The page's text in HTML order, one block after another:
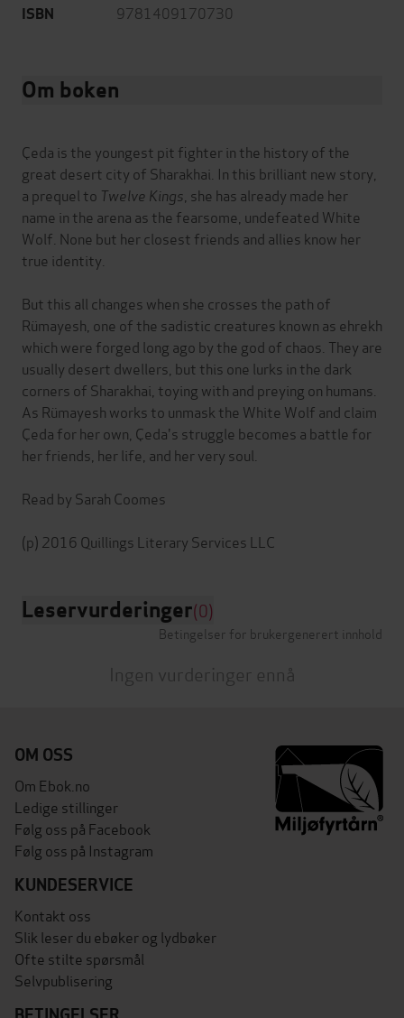
ISBN 9781409170730
Om boken
Çeda is the youngest pit fighter in the history of the
great desert city of Sharakhai. In this brilliant new story,
a prequel to Twelve Kings , she has already made her
name in the arena as the fearsome, undefeated White
Wolf. None but her closest friends and allies know her
true identity.
But this all changes when she crosses the path of
Rümayesh, one of the sadistic creatures known as ehrekh
which were forged long ago by the god of chaos. They are
usually desert dwellers, but this one lurks in the dark
corners of Sharakhai, toying with and preying on humans.
As Rümayesh works to unmask the White Wolf and claim
Çeda for her own, Çeda's struggle becomes a battle for
her friends, her life, and her very soul.
Read by Sarah Coomes
Leservurderinger(0)
Betingelser for brukergenerert innhold
Ingen vurderinger ennå
OM OSS
Om Ebok.no
Ledige stillinger
Følg oss på Facebook
Følg oss på Instagram
KUNDESERVICE
Kontakt oss
Slik leser du ebøker og lydbøker
Ofte stilte spørsmål
Selvpublisering